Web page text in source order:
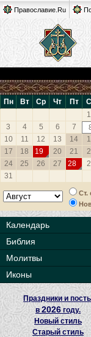
Православие.Ru
Пн Вт Ср Чт Пт
1
3
4 5 6 7
10
11 12 13 14
17
18 19 20 21
24
25 26 27 28
31
Ст.
Календарь
Библия
Молитвы
Иконы
Праздники и
в2026 году.
Новый стиль
Старый стиль